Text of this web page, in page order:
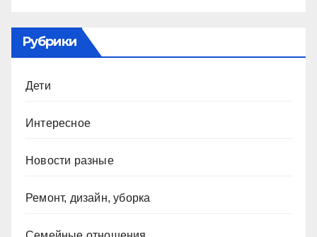
Рубрики
Дети
Интересное
Новости разные
Ремонт, дизайн, уборка